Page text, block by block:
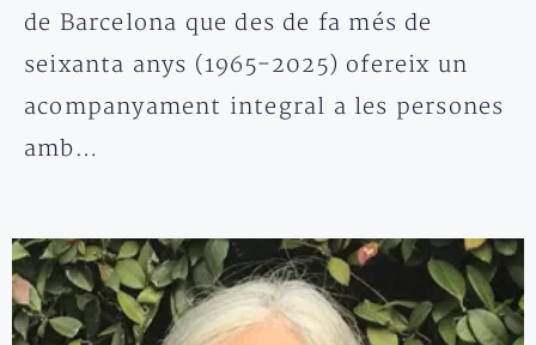
de Barcelona que des de fa més de
seixanta anys (1965-2025) ofereix un
acompanyament integral a les persones
amb…